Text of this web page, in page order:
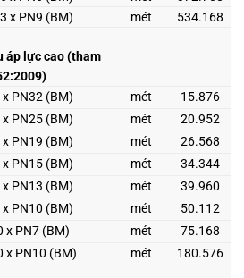
x PN9 (BM)
mét 534.168
áp lực cao (tham
x PN32 (BM)
mét
15.876
x PN25 (BM)
mét
20.952
x PN19 (BM)
mét
26.568
x PN15 (BM)
mét
34.344
x PN13 (BM)
mét
39.960
x PN10 (BM)
mét
50.112
x PN7 (BM)
mét
75.168
x PN10 (BM)
mét 180.576